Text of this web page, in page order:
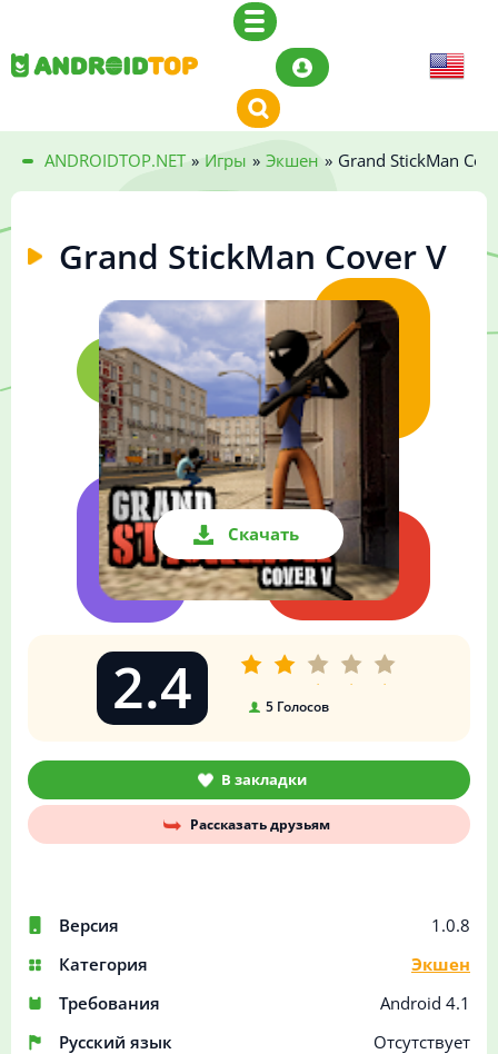
ANDROIDTOP.NET » Игры » Экшен » Grand StickMan
Grand StickMan Cover V
Скачать
Версия
1.0.8
Категория
Экшен
Требования
Android 4.1
Русский язык
Отсутствует
2.4 5Голосов
В закладки
Рассказать друзьям